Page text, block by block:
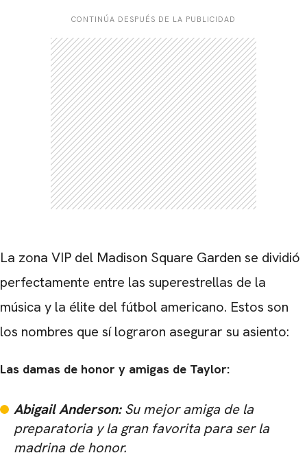
CONTINÚA DESPUÉS DE LA PUBLICIDAD
La zona VIP del Madison Square Garden se dividió
perfectamente entre las superestrellas de la
música y la élite del fútbol americano. Estos son
los nombres que sí lograron asegurar su asiento:
Las damas de honor y amigas de Taylor:
Abigail Anderson:Su mejor amiga de la
preparatoria y la gran favorita para ser la
madrina de honor.